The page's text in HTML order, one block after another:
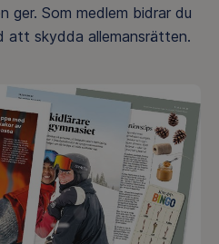
ger. Som medlem bidrar du
att skydda allemansrätten.